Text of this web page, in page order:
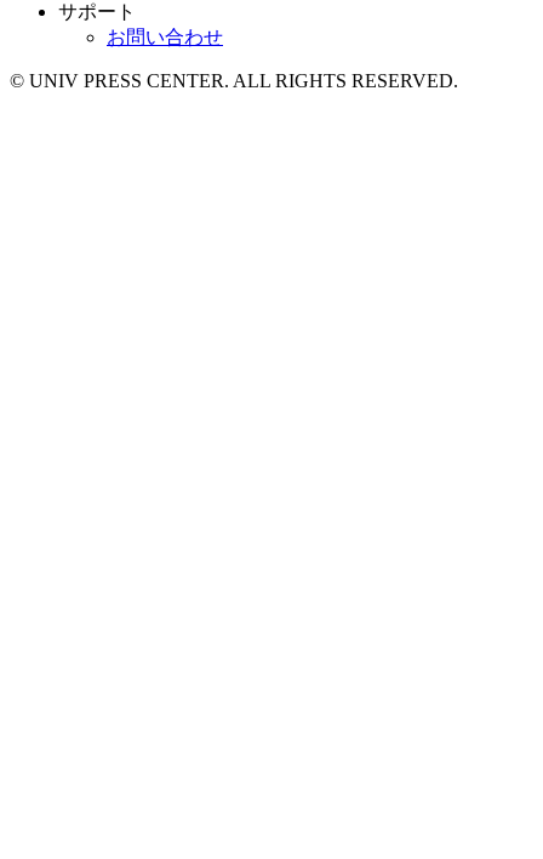
サポート
お問い合わせ
© UNIV PRESS CENTER. ALL RIGHTS RESERVED.